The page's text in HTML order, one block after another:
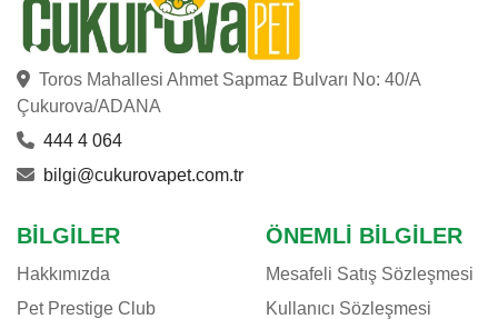
Toros Mahallesi Ahmet Sapmaz Bulvarı No: 40/A
Çukurova/ADANA
444 4 064
bilgi@cukurovapet.com.tr
BILGILER
Hakkımızda
Pet Prestige Club
ÖNEMLI BILGILER
Mesafeli Satış Sözleşmesi
Kullanıcı Sözleşmesi